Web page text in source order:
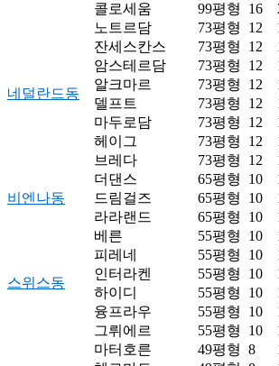
콜로세움
99평형 16
네덜란드동
노트르담 73평형 12
잔세스칸스
73평형 12
암스테르담
73평형 12
알크마르
73평형 12
델프트
73평형 12
마두로담
73평형 12
헤이그
73평형 12
브레다
73평형 12
비엔나동
더댄스 65평형 10
드림걸즈
65평형 10
라라랜드
65평형 10
스위스동
베른 55평형 10
피레네
55평형 10
인터라켄
55평형 10
하이디
55평형 10
융프라우
55평형 10
그뤼에르
55평형 10
마터호른
49평형 8